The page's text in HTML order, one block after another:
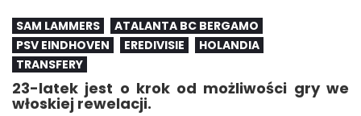
SAM LAMMERS
ATALANTA BC BERGAMO
PSV EINDHOVEN
EREDIVISIE
HOLANDIA
TRANSFERY
23-latek jest o krok od możliwości gry we
włoskiej rewelacji.